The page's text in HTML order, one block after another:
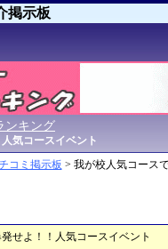
掲示板
気コースイベント
ンキング
コミ掲示板 > 我が校人気コース
せよ！！人気コースイベント